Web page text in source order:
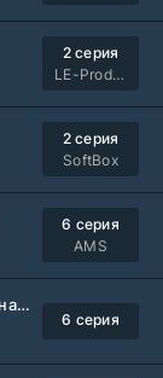
2 серия
LE-Production
2 серия
SoftBox
6 серия
AMS
Подразделение специального назначения (2026)
6 серия